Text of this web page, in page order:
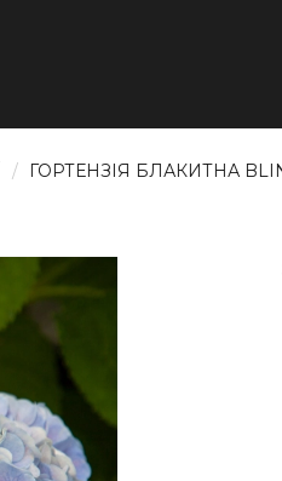
ГОРТЕНЗІЯ БЛАКИТНА